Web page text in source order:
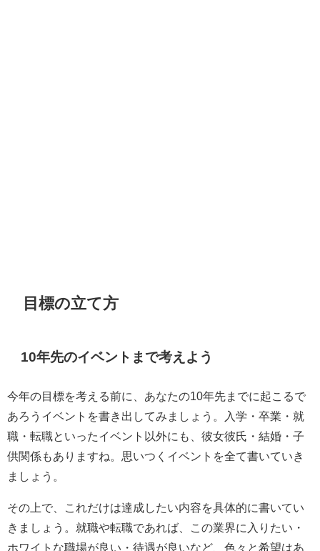
目標の立て方
10年先のイベントまで考えよう
今年の目標を考える前に、あなたの10年先までに起こるで
あろうイベントを書き出してみましょう。入学・卒業・就
職・転職といったイベント以外にも、彼女彼氏・結婚・子
供関係もありますね。思いつくイベントを全て書いていき
ましょう。
その上で、これだけは達成したい内容を具体的に書いてい
きましょう。就職や転職であれば、この業界に入りたい・
ホワイトな職場が良い・待遇が良いなど、色々と希望はあ